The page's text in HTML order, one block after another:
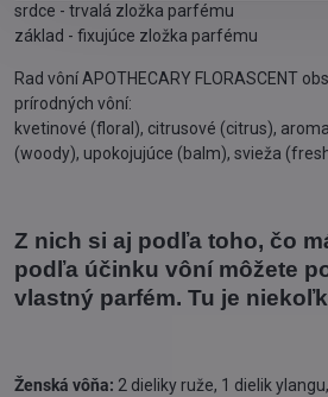
srdce - trvalá zložka parfému
základ - fixujúce zložka parfému
Rad vôní APOTHECARY FLORASCENT
prírodných vôní:
kvetinové (floral), citrusové (citrus),
(woody), upokojujúce (balm), svieža
Z nich si aj podľa toho, čo
podľa účinku vôní môžete
vlastný parfém. Tu je
Ženská vôňa: 2 dieliky ruže, 1 dielik